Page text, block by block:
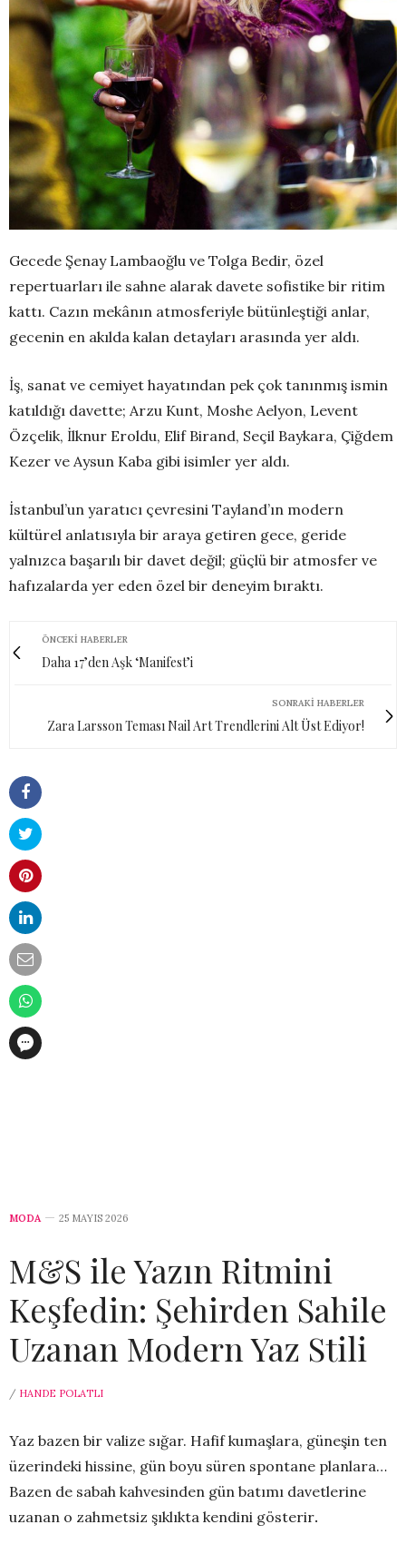
Gecede Şenay Lambaoğlu ve Tolga Bedir, özel
repertuarları ile sahne alarak davete sofistike bir ritim
kattı. Cazın mekânın atmosferiyle bütünleştiği anlar,
gecenin en akılda kalan detayları arasında yer aldı.
İş, sanat ve cemiyet hayatından pek çok tanınmış ismin
katıldığı davette; Arzu Kunt, Moshe Aelyon, Levent
Özçelik, İlknur Eroldu, Elif Birand, Seçil Baykara, Çiğdem
Kezer ve Aysun Kaba gibi isimler yer aldı.
İstanbul’un yaratıcı çevresini Tayland’ın modern
kültürel anlatısıyla bir araya getiren gece, geride
yalnızca başarılı bir davet değil; güçlü bir atmosfer ve
hafızalarda yer eden özel bir deneyim bıraktı.
ÖNCEKI HABERLER
Daha 17’den Aşk ‘Manifest’i
SONRAKI HABERLER
Zara Larsson Teması Nail Art Trendlerini Alt Üst Ediyor!
MODA 25 MAYIS 2026
M&S ile Yazın Ritmini
Keşfedin: Şehirden Sahile
Uzanan Modern Yaz Stili
/ HANDE POLATLI
Yaz bazen bir valize sığar. Hafif kumaşlara, güneşin ten
üzerindeki hissine, gün boyu süren spontane planlara…
Bazen de sabah kahvesinden gün batımı davetlerine
uzanan o zahmetsiz şıklıkta kendini gösterir.